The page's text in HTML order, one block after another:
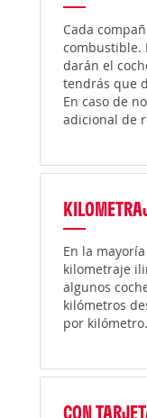
Cada
combustible.
darán el
tendrás que
En caso de
adicional de
En la
kilometraje
algunos
kilómetros
por kilómetro.
CON